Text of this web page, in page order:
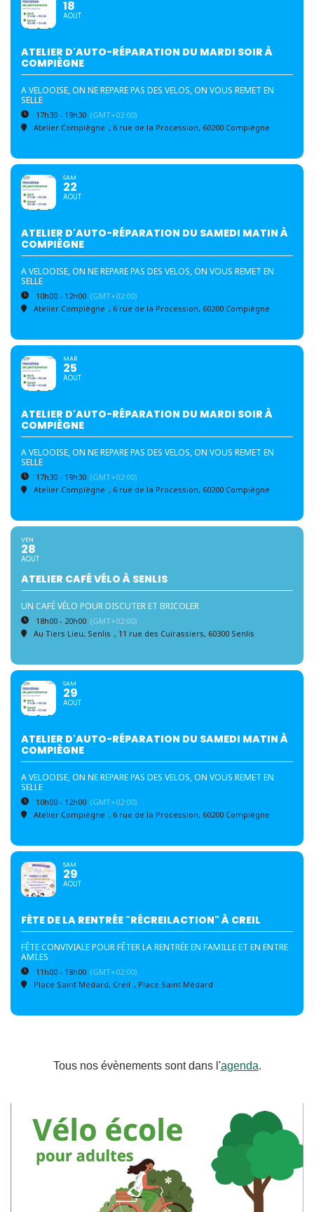
18
AOUT
ATELIER D'AUTO-RÉPARATION DU MARDI SOIR À
COMPIÈGNE
A VELOOISE, ON NE REPARE PAS DES VELOS, ON VOUS REMET EN
SELLE
17h30 - 19h30 (GMT+02:00)
Atelier Compiègne , 6 rue de la Procession, 60200 Compiègne
SAM
22
AOUT
ATELIER D'AUTO-RÉPARATION DU SAMEDI MATIN À
COMPIÈGNE
A VELOOISE, ON NE REPARE PAS DES VELOS, ON VOUS REMET EN
SELLE
10h00 - 12h00 (GMT+02:00)
Atelier Compiègne , 6 rue de la Procession, 60200 Compiègne
MAR
25
AOUT
ATELIER D'AUTO-RÉPARATION DU MARDI SOIR À
COMPIÈGNE
A VELOOISE, ON NE REPARE PAS DES VELOS, ON VOUS REMET EN
SELLE
17h30 - 19h30 (GMT+02:00)
Atelier Compiègne , 6 rue de la Procession, 60200 Compiègne
VEN
28
AOUT
ATELIER CAFÉ VÉLO À SENLIS
UN CAFÉ VÉLO POUR DISCUTER ET BRICOLER
18h00 - 20h00 (GMT+02:00)
Au Tiers Lieu, Senlis , 11 rue des Cuirassiers, 60300 Senlis
SAM
29
AOUT
ATELIER D'AUTO-RÉPARATION DU SAMEDI MATIN À
COMPIÈGNE
A VELOOISE, ON NE REPARE PAS DES VELOS, ON VOUS REMET EN
SELLE
10h00 - 12h00 (GMT+02:00)
Atelier Compiègne , 6 rue de la Procession, 60200 Compiègne
SAM
29
AOUT
FÊTE DE LA RENTRÉE "RÉCREILACTION" À CREIL
FÊTE CONVIVIALE POUR FÊTER LA RENTRÉE EN FAMILLE ET EN ENTRE
AMI.ES
11h00 - 18h00 (GMT+02:00)
Place Saint Médard, Creil , Place Saint Médard
Tous nos évènements sont dans l'agenda.